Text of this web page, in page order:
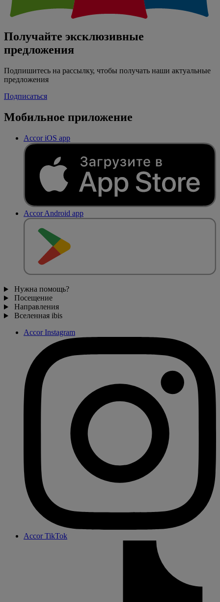
Получайте эксклюзивные
предложения
Подпишитесь на рассылку, чтобы получать наши актуальные
предложения
Подписаться
Мобильное приложение
Accor iOS app
Accor Android app
Нужна помощь?
Посещение
Направления
Вселенная ibis
Accor Instagram
Accor TikTok